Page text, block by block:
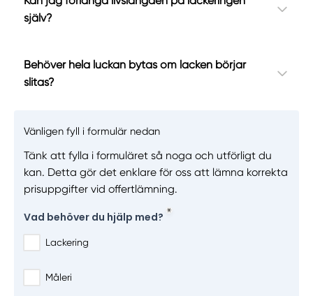
själv?
Behöver hela luckan bytas om lacken börjar
slitas?
Vänligen fyll i formulär nedan
Tänk att fylla i formuläret så noga och utförligt du
kan. Detta gör det enklare för oss att lämna korrekta
prisuppgifter vid offertlämning.
Vad behöver du hjälp med?
Lackering
Måleri